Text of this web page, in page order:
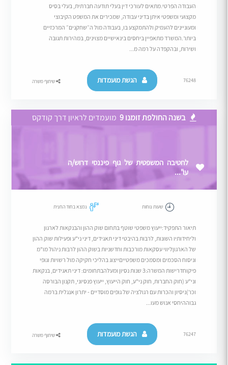
העבודה הפרטי.מתאים לעורכי דין בעלי תודעה חברתית, בעלי בסיס
מקצועי ומשפטי איתן בדיני עבודה, שמכירים את המשפט הקיבוצי
ומעוניינים להעמיק ולהתמקצע בו, בעבודה מול ה״שחקנים״ המרכזיים
ביותר.המשרד מתאפיין ביחסים בינאישיים מצוינים, במהירות תגובה
ושירות, ובהקפדה על רמה מ...
76248 הגשת מועמדות שיתוף משרה
בשנה החולפת זומנו 9 מועמדים לראיון דרך קודקס
לחטיבה המשפטית של גוף פיננסי דרוש/ה
עו"...
שעות נוחות נמצא בחוד החנית
תיאור התפקיד:ייעוץ משפטי שוטף בתחום שוק ההון והבנקאות לארגון
וליחידותיו השונות, לרבות בהיבטי דיני תאגידים, דיני ני"ע ופעילות שוק ההון
של הארגוןליווי עסקאות מורכבות וחדשניות בשוק ההון לרבות ניהול מו"מ
וניסוח הסכמים ומסמכים משפטייםייצוג בהליכי חקיקה מול רשויות וגופי
פיקוחדרישות המשרה:3 שנות נסיון ומעלהבתחומים: דיני תאגידים, בנקאות
וני"ע (חוק החברות, חוק ני"ע, חוק הייעוץ, ייעוץ פנסיוני, תקנון הבורסה
וכו')ניסיון והכרות עם רגולציה של גופים מוסדיים - יתרון אנגלית ברמה
גבוההיחסי אנוש מעו...
76247 הגשת מועמדות שיתוף משרה